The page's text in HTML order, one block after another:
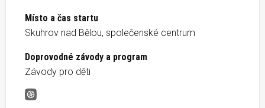
Místo a čas startu
Skuhrov nad Bělou, společenské centrum
Doprovodné závody a program
Závody pro děti
Běh údolím řeky Bělé